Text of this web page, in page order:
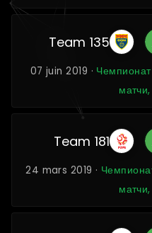
Team 135
07 juin 2019 ·
Team 181
24 mars 2019 ·